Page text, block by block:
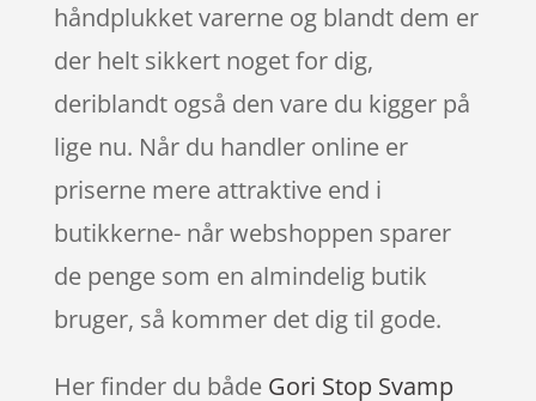
håndplukket varerne og blandt dem er
der helt sikkert noget for dig,
deriblandt også den vare du kigger på
lige nu. Når du handler online er
priserne mere attraktive end i
butikkerne- når webshoppen sparer
de penge som en almindelig butik
bruger, så kommer det dig til gode.
Her finder du både Gori Stop Svamp